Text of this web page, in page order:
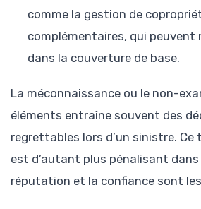
comme la gestion de
complémentaires, qui peuvent
dans la couverture de base.
La méconnaissance ou le non-
éléments entraîne souvent des
regrettables lors d’un sinistre.
est d’autant plus pénalisant
réputation et la confiance sont